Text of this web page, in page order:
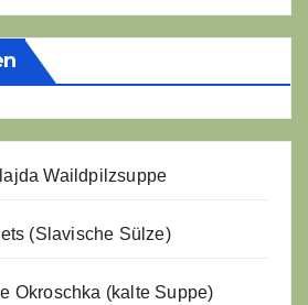
Waildpilzsuppe
(Slavische Sülze)
Okroschka (kalte Suppe)